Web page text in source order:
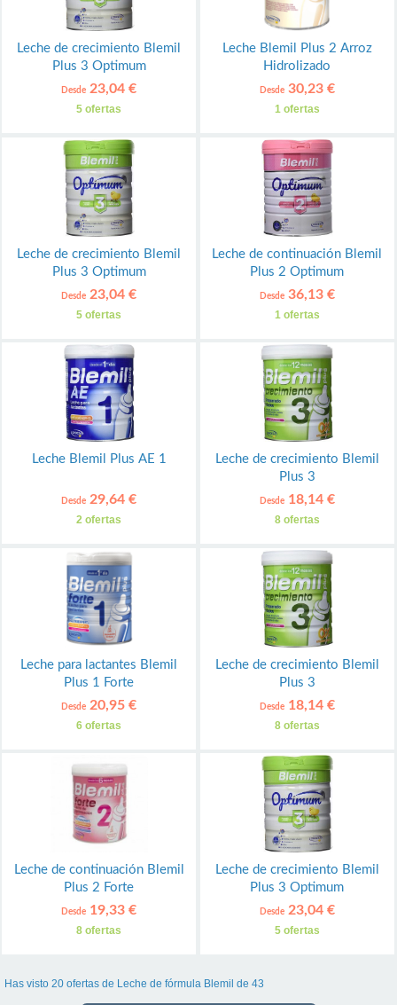
Leche de crecimiento Blemil
Plus 3 Optimum
Desde 23,04 €
5 ofertas
Leche Blemil Plus 2 Arroz
Hidrolizado
Desde30,23 €
1 ofertas
Leche de crecimiento Blemil
Plus 3 Optimum
Desde 23,04 €
5 ofertas
Leche de continuación Blemil
Plus 2 Optimum
Desde36,13 €
1 ofertas
Leche Blemil Plus AE 1
Desde 29,64 €
2 ofertas
Leche de crecimiento Blemil
Plus 3
Desde18,14 €
8 ofertas
Leche para lactantes Blemil
Plus 1 Forte
Desde 20,95 €
6 ofertas
Leche de crecimiento Blemil
Plus 3
Desde18,14 €
8 ofertas
Leche de continuación Blemil
Plus 2 Forte
Desde 19,33 €
8 ofertas
Leche de crecimiento Blemil
Plus 3 Optimum
Desde23,04 €
5 ofertas
Has visto 20 ofertas de Leche de fórmula Blemil de 43